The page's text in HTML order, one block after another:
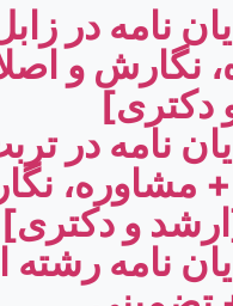
نامه در
نگارش و
دکتری]
نامه در
+ مشاوره،
و دکتری]
نامه رشته